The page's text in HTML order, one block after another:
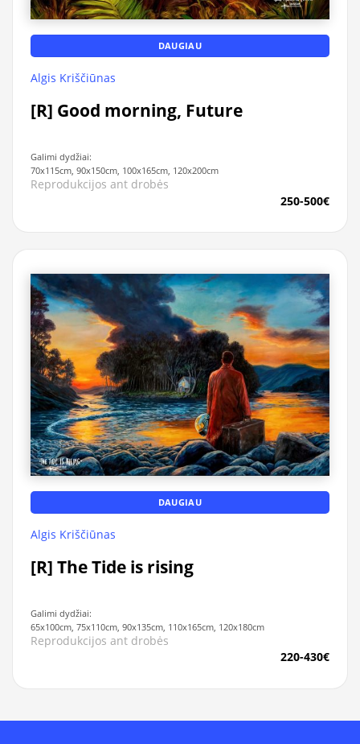
DAUGIAU
Algis Kriščiūnas
[R] Good morning, Future
Galimi dydžiai:
70x115cm, 90x150cm, 100x165cm, 120x200cm
Reprodukcijos ant drobės
250-500€
DAUGIAU
Algis Kriščiūnas
[R] The Tide is rising
Galimi dydžiai:
65x100cm, 75x110cm, 90x135cm, 110x165cm, 120x180cm
Reprodukcijos ant drobės
220-430€